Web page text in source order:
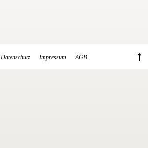
Datenschutz Impressum AGB